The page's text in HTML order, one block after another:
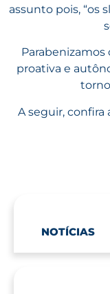
assunto pois, “os
Parabenizamos
proativa e
A seguir, confira
NOTÍCIAS